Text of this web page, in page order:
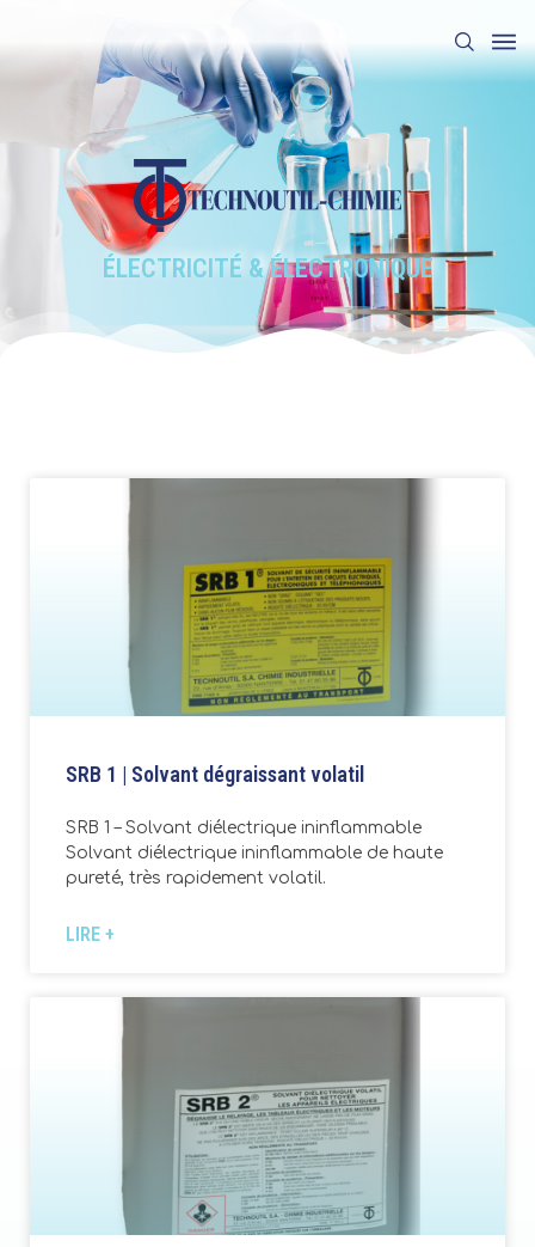
ÉLECTRICITÉ & ÉLECTRONIQUE
SRB 1 | Solvant dégraissant volatil
SRB 1 – Solvant diélectrique ininflammable
Solvant diélectrique ininflammable de haute
pureté, très rapidement volatil.
LIRE +